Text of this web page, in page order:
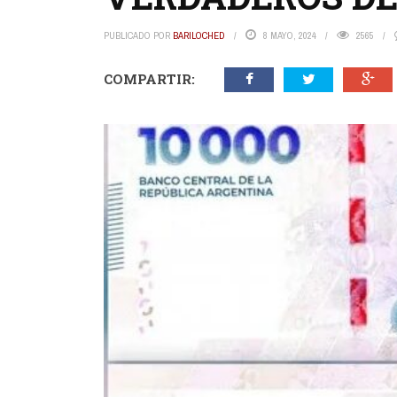
PUBLICADO POR BARILOCHED 8 MAYO, 2024 2565
COMPARTIR: